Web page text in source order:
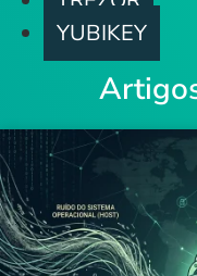
YUBIKEY